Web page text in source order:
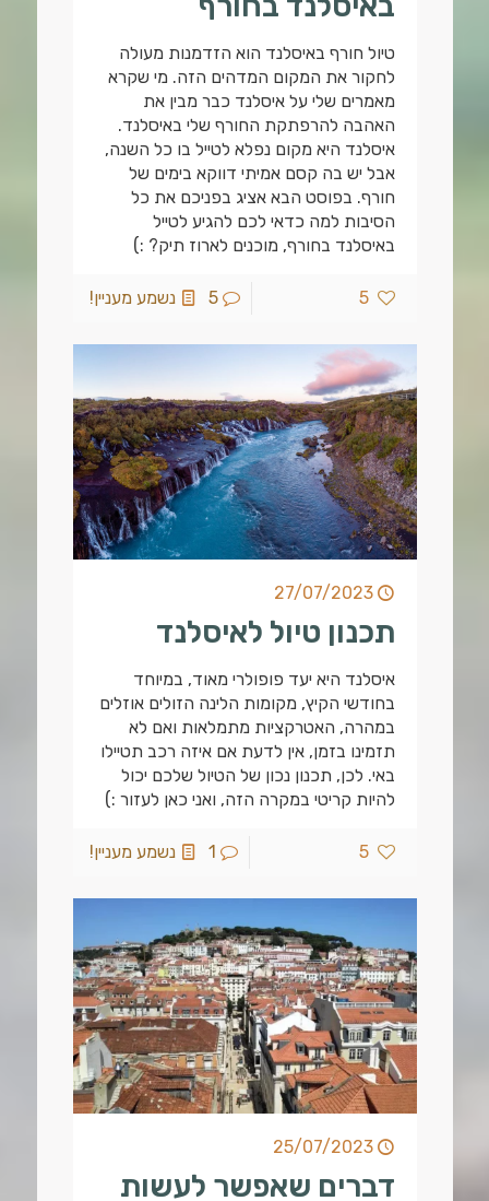
טיול חורף באיסלנד הוא הזדמנות מעולה
לחקור את המקום המדהים הזה. מי שקרא
מאמרים שלי על איסלנד כבר מבין את
האהבה להרפתקת החורף שלי באיסלנד.
איסלנד היא מקום נפלא לטייל בו כל השנה,
אבל יש בה קסם אמיתי דווקא בימים של
חורף. בפוסט הבא אציג בפניכם את כל
הסיבות למה כדאי לכם להגיע לטייל
באיסלנד בחורף, מוכנים לארוז תיק? :)
5
5 נשמע מעניין!
27/07/2023
תכנון טיול לאיסלנד
איסלנד היא יעד פופולרי מאוד, במיוחד
בחודשי הקיץ, מקומות הלינה הזולים אוזלים
במהרה, האטרקציות מתמלאות ואם לא
תזמינו בזמן, אין לדעת אם איזה רכב תטיילו
באי. לכן, תכנון נכון של הטיול שלכם יכול
להיות קריטי במקרה הזה, ואני כאן לעזור :)
5
1 נשמע מעניין!
25/07/2023
דברים שאפשר לעשות